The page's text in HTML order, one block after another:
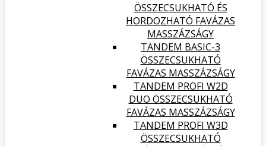
ÖSSZECSUKHATÓ ÉS
HORDOZHATÓ FAVÁZAS
MASSZÁZSÁGY
TANDEM BASIC-3
ÖSSZECSUKHATÓ
FAVÁZAS MASSZÁZSÁGY
TANDEM PROFI W2D
DUO ÖSSZECSUKHATÓ
FAVÁZAS MASSZÁZSÁGY
TANDEM PROFI W3D
ÖSSZECSUKHATÓ